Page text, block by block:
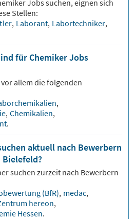
Jobs suchen, eignen sich
Stellen:
, Laborant, Labortechniker,
für Chemiker Jobs
allem die folgenden
,
, Chemikalien,
.
aktuell nach Bewerbern
suchen zurzeit nach Bewerbern
(BfR), medac,
hereon,
Hessen.